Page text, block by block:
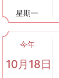
星期一
今年
10月18日